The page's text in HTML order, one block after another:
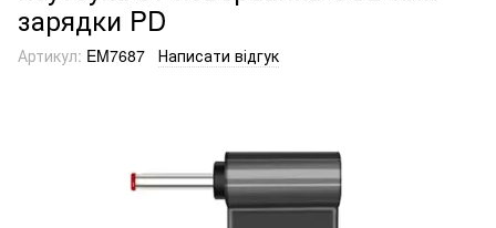
зарядки PD
Артикул: EM7687 Написати відгук